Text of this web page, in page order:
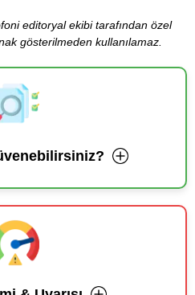
editoryal ekibi tarafından özel
gösterilmeden kullanılamaz.